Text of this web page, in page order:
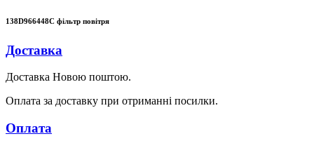
138D966448C фільтр повітря
Доставка
Доставка Новою поштою.
Оплата за доставку при отриманні посилки.
Оплата